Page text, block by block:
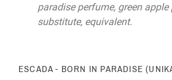
paradise perfume, green apple
substitute, equivalent.
ESCADA - BORN IN PARADISE